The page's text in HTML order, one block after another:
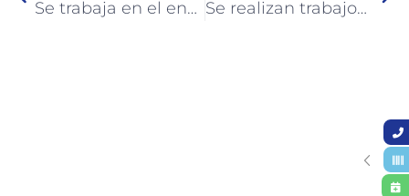
Se trabaja en el ensanche y profundización del canal de la cuenca Salta Se realizan trabajos de bacheo sobre calles asfaltadas